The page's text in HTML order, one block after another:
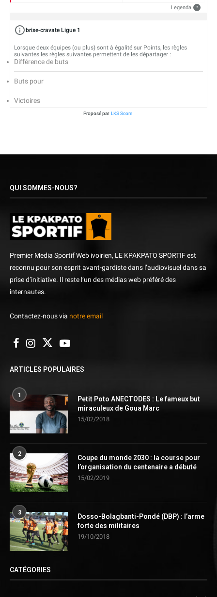
Legenda ?
brise-cravate Ligue 1
Lorsque deux équipes (ou plus) sont à égalité sur Points, les règles
suivantes les règles suivantes permettent de les départager :
Différence de buts
Buts pour
Victoires
Proposé par LKS Score
QUI SOMMES-NOUS?
Premier Media Sportif Web ivoirien, LE KPAKPATO SPORTIF est
reconnu pour son esprit avant-gardiste dans l’audiovisuel dans sa
prise d’initiative. Il reste l’un des médias web préféré des
internautes.
Contactez-nous via notre email
ARTICLES POPULAIRES
1
Petit Poto ANECTODES : Le fameux but
miraculeux de Goua Marc
15/02/2018
2
Coupe du monde 2030 : la course pour
l’organisation du centenaire a débuté
15/02/2019
3
Dosso-Bolagbanti-Pondé (DBP) : l’arme
forte des militaires
19/10/2018
CATÉGORIES